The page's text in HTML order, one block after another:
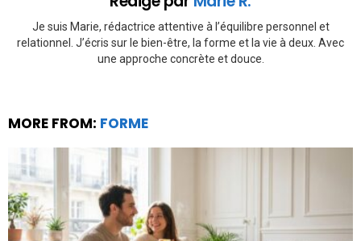
Je suis Marie, rédactrice attentive à l’équilibre personnel et
relationnel. J’écris sur le bien-être, la forme et la vie à deux. Avec
une approche concrète et douce.
MORE FROM: FORME